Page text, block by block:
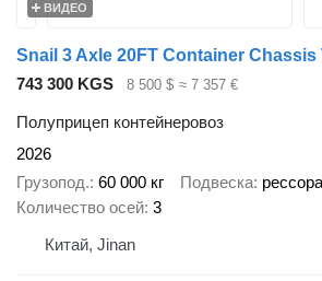
ВИДЕО
Snail 3 Axle 20FT Container Chassis
743 300 KGS
8 500 $ ≈ 7 357 €
Полуприцеп контейнеровоз
2026
Грузопод. 60 000 кг Подвеска
Количество осей 3
Китай, Jinan